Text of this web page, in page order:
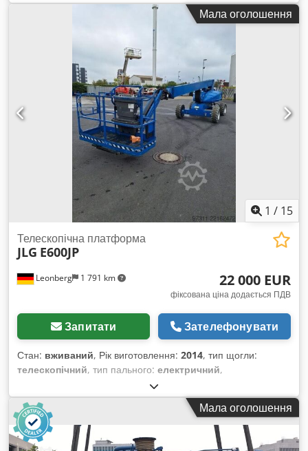
Звертайтеся до центру вживаного обладнання для
Мала оголошення
1 / 15
Leonberg 1 791 km
Телескопічна платформа
JLG E600JP
22 000 EUR
фіксована ціна додається ПДВ
Запитати Зателефонувати
Стан: вживаний, Рік виготовлення: 2014, тип щогли:
телескопічний, тип пального: електричний,
Вантажопідйомність: 230 кг Звертайтеся до центру
вживаного обладнання для отримання додаткової
інформації. Dcedpfxozfnbkj Ab Nok
Мала оголошення